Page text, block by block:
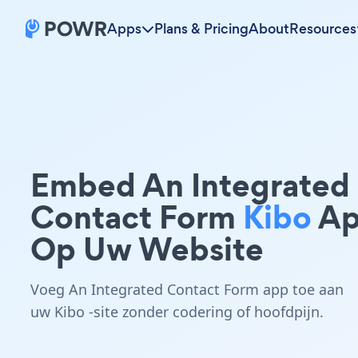
Apps Plans & PricingAboutResources
Embed An Integrated
Contact Form Kibo
Op Uw Website
Voeg An Integrated Contact Form app toe aan
uw Kibo -site zonder codering of hoofdpijn.